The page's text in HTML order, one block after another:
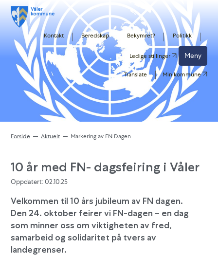
Kontakt Beredskap Bekymret? Politikk
Ledige stillinger Meny
Translate Min kommune
Forside Aktuelt Markering av FN Dagen
10 år med FN- dagsfeiring i Våler
Oppdatert: 02.10.25
Velkommen til 10 års jubileum av FN dagen.
Den 24. oktober feirer vi FN-dagen – en dag
som minner oss om viktigheten av fred,
samarbeid og solidaritet på tvers av
landegrenser.